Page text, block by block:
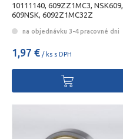
10111140, 609ZZ1MC3, NSK609,
609NSK, 6092Z1MC32Z
na objednávku 3-4 pracovné dni
1,97 € / ks s DPH